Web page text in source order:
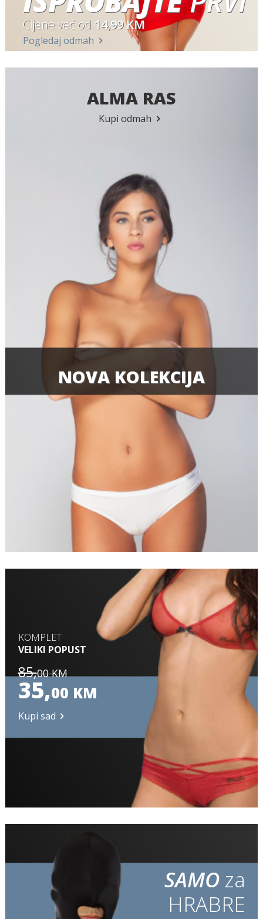
Cijene već od 14,99 KM
Pogledaj odmah
ALMA RAS
Kupi odmah
NOVA KOLEKCIJA
KOMPLET
VELIKI POPUST
85,00KM
35,00 KM
Kupi sad
SAMOza
HRABRE